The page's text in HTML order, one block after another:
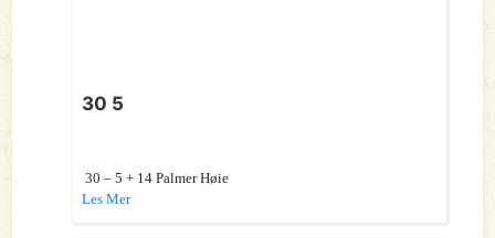
30 5
30 – 5 + 14 Palmer Høie
Les Mer